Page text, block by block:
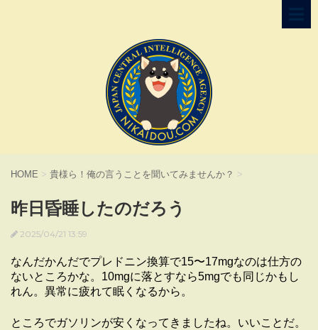
HOME > 貴様ら！俺の言うことを聞いてみませんか？ >
昨日昏睡したのだろう
2025/04/21 13:59
なんだかんだでプレドニン換算で15〜17mgなのは仕方の
ないところかな。10mgに落とすなら5mgでも同じかもし
れん。異常に疲れて眠くなるから。
ところでガソリンが安くなってきましたね。いいことだ。